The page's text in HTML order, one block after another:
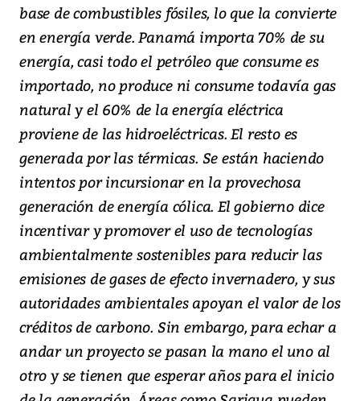
base de combustibles fósiles, lo que la convierte
en energía verde. Panamá importa 70% de su
energía, casi todo el petróleo que consume es
importado, no produce ni consume todavía gas
natural y el 60% de la energía eléctrica
proviene de las hidroeléctricas. El resto es
generada por las térmicas. Se están haciendo
intentos por incursionar en la provechosa
generación de energía cólica. El gobierno dice
incentivar y promover el uso de tecnologías
ambientalmente sostenibles para reducir las
emisiones de gases de efecto invernadero, y sus
autoridades ambientales apoyan el valor de los
créditos de carbono. Sin embargo, para echar a
andar un proyecto se pasan la mano el uno al
otro y se tienen que esperar años para el inicio